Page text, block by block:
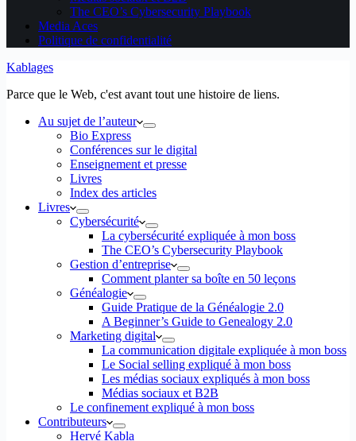
The CEO’s Cybersecurity Playbook
Media Aces
Politique de confidentialité
Kablages
Parce que le Web, c'est avant tout une histoire de liens.
Au sujet de l’auteur
Bio Express
Conférences sur le digital
Enseignement et presse
Livres
Index des articles
Livres
Cybersécurité
La cybersécurité expliquée à mon boss
The CEO’s Cybersecurity Playbook
Gestion d’entreprise
Comment planter sa boîte en 50 leçons
Généalogie
Guide Pratique de la Généalogie 2.0
A Beginner’s Guide to Genealogy 2.0
Marketing digital
La communication digitale expliquée à mon boss
Le Social selling expliqué à mon boss
Les médias sociaux expliqués à mon boss
Médias sociaux et B2B
Le confinement expliqué à mon boss
Contributeurs
Hervé Kabla